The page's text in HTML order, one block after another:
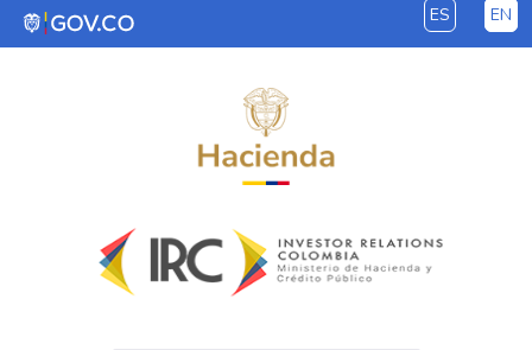
Skip to Main Content ES EN